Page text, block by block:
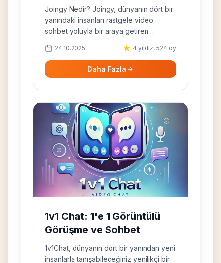
Joingy Nedir? Joingy, dünyanın dört bir
yanındaki insanları rastgele video
sohbet yoluyla bir araya getiren
24.10.2025 4 yıldız, 524 oy
Daha Fazla
1v1 Chat: 1'e 1 Görüntülü
Görüşme ve Sohbet
1v1Chat, dünyanın dört bir yanından yeni
insanlarla tanışabileceğiniz yenilikçi bir